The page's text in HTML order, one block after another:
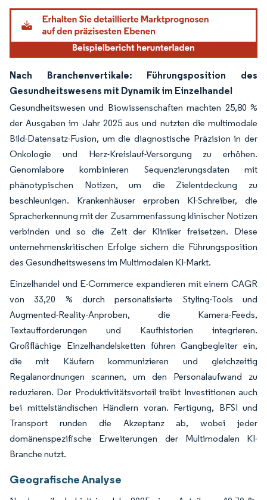
Nach Branchenvertikale: Führungsposition des
Gesundheitswesens mit Dynamik im Einzelhandel
Gesundheitswesen und Biowissenschaften machten 25,80 %
der Ausgaben im Jahr 2025 aus und nutzten die multimodale
Bild-Datensatz-Fusion, um die diagnostische Präzision in der
Onkologie und Herz-Kreislauf-Versorgung zu erhöhen.
Genomlabore kombinieren Sequenzierungsdaten mit
phänotypischen Notizen, um die Zielentdeckung zu
beschleunigen. Krankenhäuser erproben KI-Schreiber, die
Spracherkennung mit der Zusammenfassung klinischer Notizen
verbinden und so die Zeit der Kliniker freisetzen. Diese
unternehmenskritischen Erfolge sichern die Führungsposition
des Gesundheitswesens im Multimodalen KI-Markt.
Einzelhandel und E-Commerce expandieren mit einem CAGR
von 33,20 % durch personalisierte Styling-Tools und
Augmented-Reality-Anproben, die Kamera-Feeds,
Textaufforderungen und Kaufhistorien integrieren.
Großflächige Einzelhandelsketten führen Gangbegleiter ein,
die mit Käufern kommunizieren und gleichzeitig
Regalanordnungen scannen, um den Personalaufwand zu
reduzieren. Der Produktivitätsvorteil treibt Investitionen auch
bei mittelständischen Händlern voran. Fertigung, BFSI und
Transport runden die Akzeptanz ab, wobei jeder
domänenspezifische Erweiterungen der Multimodalen KI-
Branche nutzt.
Geografische Analyse